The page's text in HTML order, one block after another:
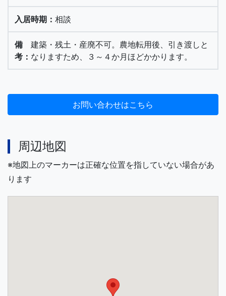
相談
建築・残土・産廃不可。農地転用後、引き渡しと
なりますため、３～４か月ほどかかります。
周辺地図
※地図上のマーカーは正確な位置を指していない場合があ
ります